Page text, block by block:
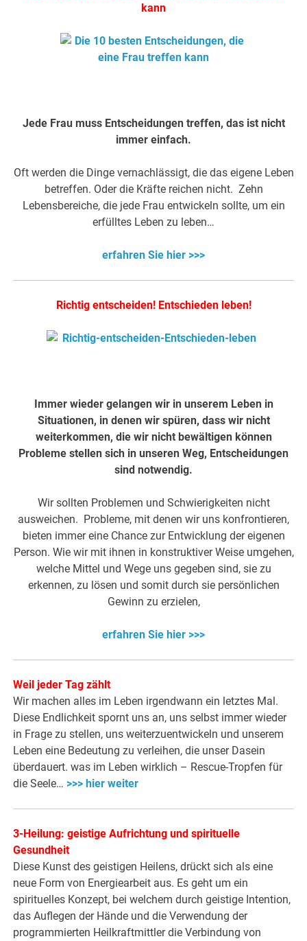
kann
Jede Frau muss Entscheidungen treffen, das ist nicht
immer einfach.
Oft werden die Dinge vernachlässigt, die das eigene Leben
betreffen. Oder die Kräfte reichen nicht. Zehn
Lebensbereiche, die jede Frau entwickeln sollte, um ein
erfülltes Leben zu leben…
erfahren Sie hier >>>
Richtig entscheiden! Entschieden leben!
Immer wieder gelangen wir in unserem Leben in
Situationen, in denen wir spüren, dass wir nicht
weiterkommen, die wir nicht bewältigen können
Probleme stellen sich in unseren Weg, Entscheidungen
sind notwendig.
Wir sollten Problemen und Schwierigkeiten nicht
ausweichen. Probleme, mit denen wir uns konfrontieren,
bieten immer eine Chance zur Entwicklung der eigenen
Person. Wie wir mit ihnen in konstruktiver Weise umgehen,
welche Mittel und Wege uns gegeben sind, sie zu
erkennen, zu lösen und somit durch sie persönlichen
Gewinn zu erzielen,
erfahren Sie hier >>>
Weil jeder Tag zählt
Wir machen alles im Leben irgendwann ein letztes Mal.
Diese Endlichkeit spornt uns an, uns selbst immer wieder
in Frage zu stellen, uns weiterzuentwickeln und unserem
Leben eine Bedeutung zu verleihen, die unser Dasein
überdauert. was im Leben wirklich – Rescue-Tropfen für
die Seele… >>> hier weiter
3-Heilung: geistige Aufrichtung und spirituelle
Gesundheit
Diese Kunst des geistigen Heilens, drückt sich als eine
neue Form von Energiearbeit aus. Es geht um ein
spirituelles Konzept, bei welchem durch geistige Intention,
das Auflegen der Hände und die Verwendung der
programmierten Heilkraftmittler die Verbindung von